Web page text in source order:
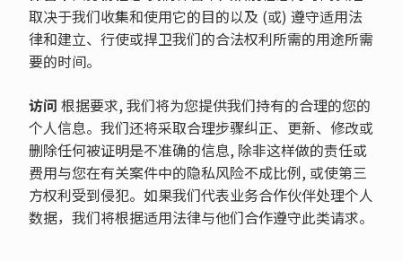
取决于我们收集和使用它的目的以及 (或) 遵守适用法
律和建立、行使或捍卫我们的合法权利所需的用途所需
要的时间。
访问 根据要求, 我们将为您提供我们持有的合理的您的
个人信息。我们还将采取合理步骤纠正、更新、修改或
删除任何被证明是不准确的信息, 除非这样做的责任或
费用与您在有关案件中的隐私风险不成比例, 或使第三
方权利受到侵犯。如果我们代表业务合作伙伴处理个人
数据，我们将根据适用法律与他们合作遵守此类请求。